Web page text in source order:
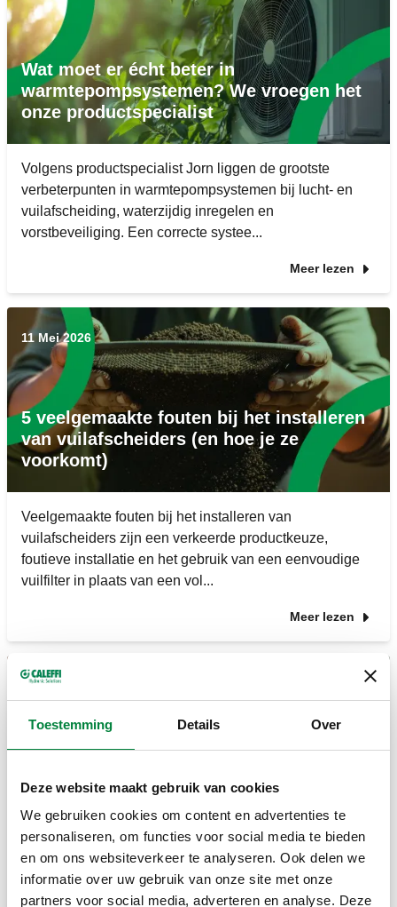
Toestemming Details Over
Deze website maakt gebruik van cookies
We gebruiken cookies om content en advertenties te
personaliseren, om functies voor social media te bieden
en om ons websiteverkeer te analyseren. Ook delen we
informatie over uw gebruik van onze site met onze
partners voor social media, adverteren en analyse. Deze
Wat moet er écht beter in
warmtepompsystemen? We vroegen het
onze productspecialist
Volgens productspecialist Jorn liggen de grootste
verbeterpunten in warmtepompsystemen bij lucht- en
vuilafscheiding, waterzijdig inregelen en
vorstbeveiliging. Een correcte systee...
Meer lezen
11 Mei 2026
5 veelgemaakte fouten bij het installeren
van vuilafscheiders (en hoe je ze
voorkomt)
Veelgemaakte fouten bij het installeren van
vuilafscheiders zijn een verkeerde productkeuze,
foutieve installatie en het gebruik van een eenvoudige
vuilfilter in plaats van een vol...
Meer lezen
09 April 2026
Waarom “goedkoop” bij
verwarmingssystemen vaak duurkoop is
Goedkoop installeren van een verwarmingssysteem
leidt vaak tot hogere energiekosten en meer onderhoud.